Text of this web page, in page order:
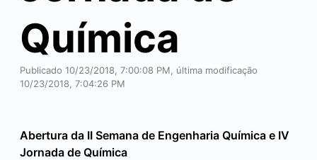
Química
Publicado 10/23/2018, 7:00:08 PM, última modificação
10/23/2018, 7:04:26 PM
Abertura da II Semana de Engenharia Química e IV
Jornada de Química